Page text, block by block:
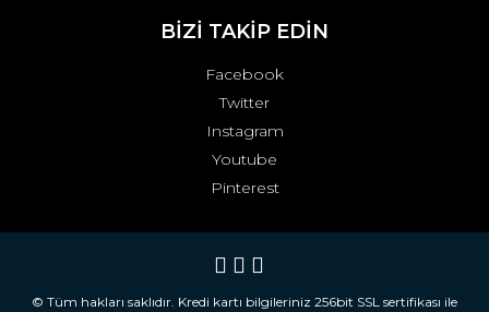
BİZİ TAKİP EDİN
Facebook
Twitter
Instagram
Youtube
Pinterest
© Tüm hakları saklıdır. Kredi kartı bilgileriniz 256bit SSL sertifikası ile